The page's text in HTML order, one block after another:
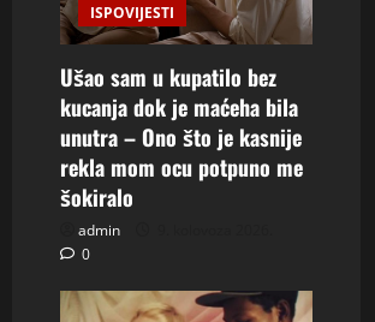
ISPOVIJESTI
Ušao sam u kupatilo bez
kucanja dok je maćeha bila
unutra – Ono što je kasnije
rekla mom ocu potpuno me
šokiralo
admin
0